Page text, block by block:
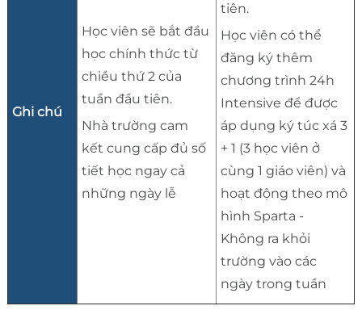
Ghi chú
Học viên sẽ bắt đầu
học chính thức từ
chiều thứ 2 của
tuần đầu tiên.
Nhà trường cam
kết cung cấp đủ số
tiết học ngay cả
những ngày lễ
tiên.
Học viên có thể
đăng ký thêm
chương trình 24h
Intensive để được
áp dụng ký túc xá 3
+ 1 (3 học viên ở
cùng 1 giáo viên) và
hoạt động theo mô
hình Sparta -
Không ra khỏi
trường vào các
ngày trong tuần